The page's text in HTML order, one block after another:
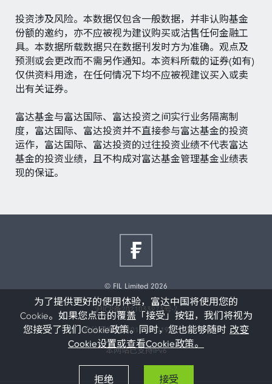
为了提供更好的使用体验，富达中国将使用您的
Cookie。如果您点击的覆盖「接受」按钮，我们将视为
您接受了我们Cookie政策。同时，您也能够随时 改变
Cookie设置或查看Cookie政策。
拒绝 接受
投资涉及风险。本数据仅包含一般数据，并非认购基金
份额的邀约，亦不应被视为建议购买或沽售任何金融工
具。本数据所载数据只在数据刊发时方为准确。观点及
预测或会更改而不需另作通知。本资料所载的证券(如有)
仅供资料用途，在任何情况下均不应被视建议买入或卖
出有关证券。
富达基金与富达国际、富达投资之间实行业务隔离制
度，富达国际、富达投资并不直接参与富达基金的投资
运作，富达国际、富达投资的过往投资业绩不代表富达
基金的投资业绩，且不构成对富达基金管理基金业绩表
现的保证。
© FIL Limited 2026
沪ICP备2021033973号-7
沪公网安备31011502019473号
本网站已支持IPv6